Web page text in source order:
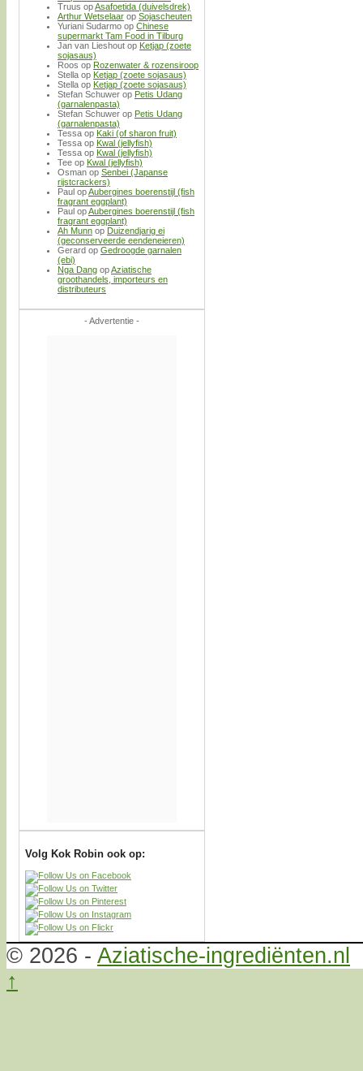
Truus opAsafoetida (duivelsdrek)
Arthur Wetselaar op Sojascheuten
Yuriani Sudarmo op Chinese
supermarkt Tam Food in Tilburg
Jan van Lieshout op Ketjap (zoete
sojasaus)
Roos op Rozenwater & rozensiroop
Stella op Ketjap (zoete sojasaus)
Stella op Ketjap (zoete sojasaus)
Stefan Schuwer op Petis Udang
(garnalenpasta)
Stefan Schuwer op Petis Udang
(garnalenpasta)
Tessa op Kaki (of sharon fruit)
Tessa op Kwal (jellyfish)
Tessa op Kwal (jellyfish)
Tee op Kwal (jellyfish)
Osman op Senbei (Japanse
rijstcrackers)
Paul opAubergines boerenstijl (fish
fragrant eggplant)
Paul opAubergines boerenstijl (fish
fragrant eggplant)
Ah Munn op Duizendjarig ei
(geconserveerde eendeneieren)
Gerard op Gedroogde garnalen
(ebi)
Nga Dang opAziatische
groothandels, importeurs en
distributeurs
- Advertentie -
Volg Kok Robin ook op:
© 2026 - Aziatische-ingrediënten.nl
↑